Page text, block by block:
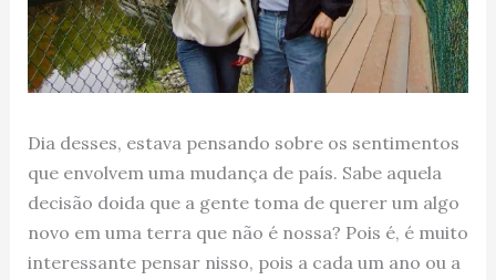
Dia desses, estava pensando sobre os sentimentos
que envolvem uma mudança de país. Sabe aquela
decisão doida que a gente toma de querer um algo
novo em uma terra que não é nossa? Pois é, é muito
interessante pensar nisso, pois a cada um ano ou a